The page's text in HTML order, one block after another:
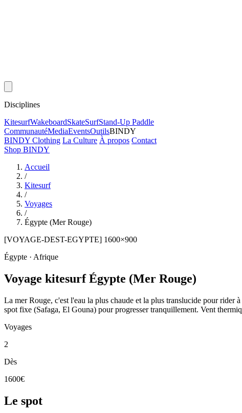
Disciplines
KitesurfWakeboardSkateSurfStand-Up Paddle
CommunautéMediaEventsOutilsBINDY
BINDY Clothing La Culture À propos Contact
Shop BINDY
Accueil
/
Kitesurf
/
Voyages
/
Égypte (Mer Rouge)
[VOYAGE-DEST-EGYPTE] 1600×900
Égypte · Afrique
Voyage kitesurf Égypte (Mer Rouge)
La mer Rouge, c'est l'eau la plus chaude et la plus translucide pour rider
spot fixe (Safaga, El Gouna) pour progresser tranquillement. Vent
Voyages
2
Dès
1600€
Le spot